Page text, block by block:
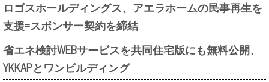
ロゴスホールディングス、アエラホームの民事再生を
支援=スポンサー契約を締結
省エネ検討WEBサービスを共同住宅版にも無料公開、
YKKAPとワンビルディング